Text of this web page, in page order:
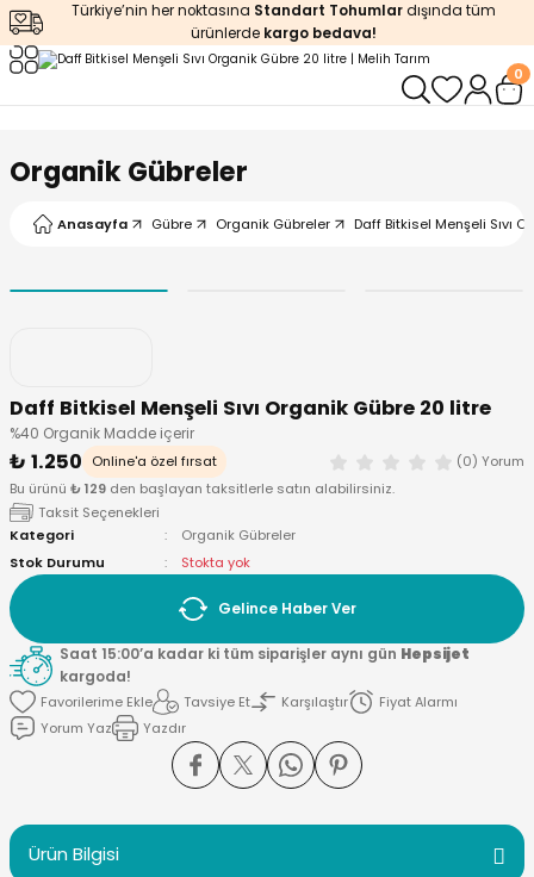
Türkiye’nin her noktasına Standart Tohumlardışında tüm
ürünlerde kargo bedava!
0
Organik Gübreler
Anasayfa Gübre Organik Gübreler Daff Bitkisel Menşeli Sıvı
Daff Bitkisel Menşeli Sıvı Organik Gübre 20 litre
%40 Organik Madde içerir
₺ 1.250 Online'a özel fırsat
(0) Yorum
Bu ürünü ₺ 129 den başlayan taksitlerle satın alabilirsiniz.
Taksit Seçenekleri
Kategori
Organik Gübreler
Stok Durumu
Stokta yok
Gelince Haber Ver
Saat 15:00’a kadar ki tüm siparişler aynı gün Hepsijet
kargoda!
Tavsiye Et
Karşılaştır
Fiyat Alarmı
Yorum Yaz
Yazdır
Ürün Bilgisi
Geri Dön
Geri Dön
Geri Dön
Geri Dön
Ürünleri
Geri Dön
Asit